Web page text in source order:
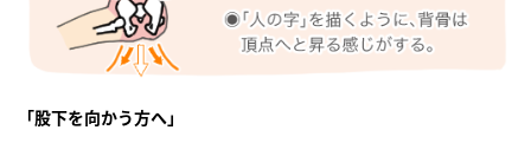
「股下を向かう方へ」